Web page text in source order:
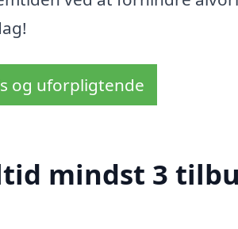
og uforpligtende
mindst 3